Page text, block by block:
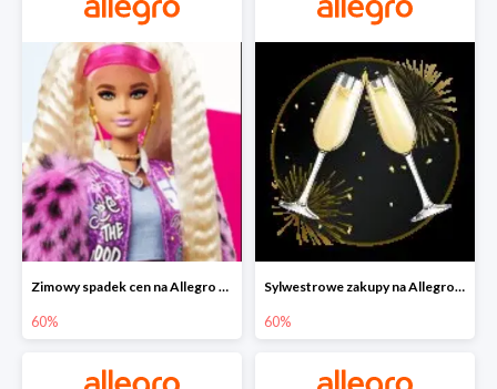
Zimowy spadek cen na Allegro - lalki Barbie do -60%
60%
Sylwestrowe zakupy na Allegro do -60%
60%